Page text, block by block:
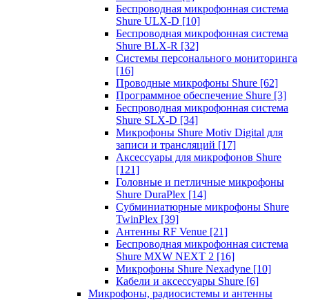
Беспроводная микрофонная система
Shure ULX-D [10]
Беспроводная микрофонная система
Shure BLX-R [32]
Системы персонального мониторинга
[16]
Проводные микрофоны Shure [62]
Программное обеспечение Shure [3]
Беспроводная микрофонная система
Shure SLX-D [34]
Микрофоны Shure Motiv Digital для
записи и трансляций [17]
Аксессуары для микрофонов Shure
[121]
Головные и петличные микрофоны
Shure DuraPlex [14]
Субминиатюрные микрофоны Shure
TwinPlex [39]
Антенны RF Venue [21]
Беспроводная микрофонная система
Shure MXW NEXT 2 [16]
Микрофоны Shure Nexadyne [10]
Кабели и аксессуары Shure [6]
Микрофоны, радиосистемы и антенны